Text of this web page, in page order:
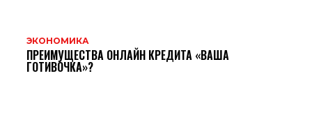
ЭКОНОМИКА
ПРЕИМУЩЕСТВА ОНЛАЙН КРЕДИТА «ВАША
ГОТИВОЧКА»?